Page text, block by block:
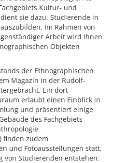
Kultur- und
sie dazu, Studierende in
Im Rahmen von
Arbeit wird ihnen
Objekten
der Ethnographischen
Magazin in der Rudolf-
Ein dort
erlaubt einen Einblick in
und präsentiert einige
des Fachgebiets
finden zudem
und Fotoausstellungen statt,
von Studierenden entstehen.